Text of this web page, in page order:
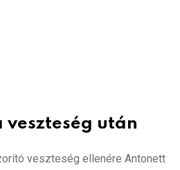
veszteség után
veszteség ellenére Antonett